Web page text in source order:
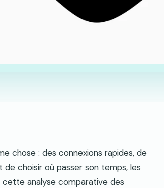
chose : des connexions rapides, de
choisir où passer son temps, les
cette analyse comparative des